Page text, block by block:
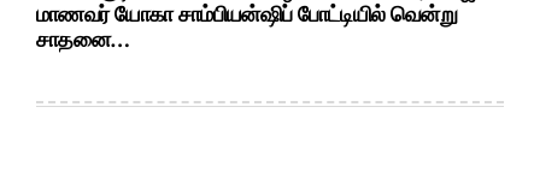
மாணவர் யோகா சாம்பியன்ஷிப் போட்டியில் வென்று
சாதனை…